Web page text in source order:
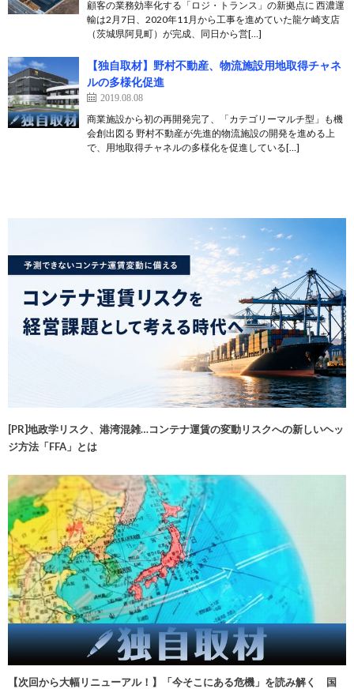
顧客の業務効率化する「ロジ・トランス」の新拠点に 西濃運
輸は2月7日、2020年11月から工事を進めていた龍ケ崎支店
（茨城県阿見町）が完成、同日から営[…]
【独自取材】野村不動産、物流施設用地取得チャネ
ルの多様化促進
2019.08.08
商業施設から初の再開発完了、「カテゴリーマルチ型」も機
会創出図る 野村不動産が先進的物流施設の開発を進める上
で、用地取得チャネルの多様化を促進している[…]
[PR]地政学リスク、港湾混雑…コンテナ運賃の変動リスクへの新しいヘッ
ジ方法「FFA」とは
【次回から大幅リニューアル！】「今そこにある危機」を読み解く 国